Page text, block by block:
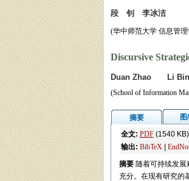
段 钊 李冰洁
(华中师范大学 信息管
Discursive
Duan Zhao Li
(School of Information
摘要
全文: PDF(1540
输出: BibTeX|
摘要 随着可持续发
充分。在现有研究的